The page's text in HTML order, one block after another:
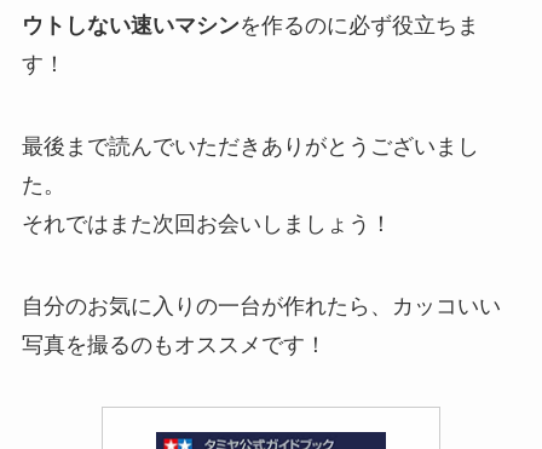
ウトしない速いマシンを作るのに必ず役立ちま
す！
最後まで読んでいただきありがとうございまし
た。
それではまた次回お会いしましょう！
自分のお気に入りの一台が作れたら、カッコいい
写真を撮るのもオススメです！